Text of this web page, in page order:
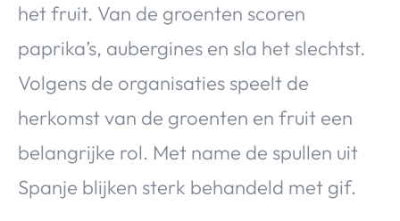
het fruit. Van de groenten scoren
paprika’s, aubergines en sla het slechtst.
Volgens de organisaties speelt de
herkomst van de groenten en fruit een
belangrijke rol. Met name de spullen uit
Spanje blijken sterk behandeld met gif.